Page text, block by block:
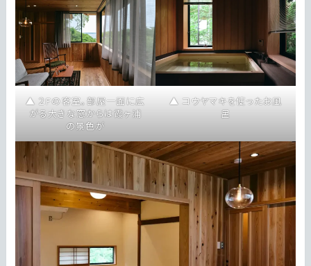
２Fの客室。部屋一面に広
がる大きな窓からは霞ヶ浦
の景色が
コウヤマキを使ったお風
呂